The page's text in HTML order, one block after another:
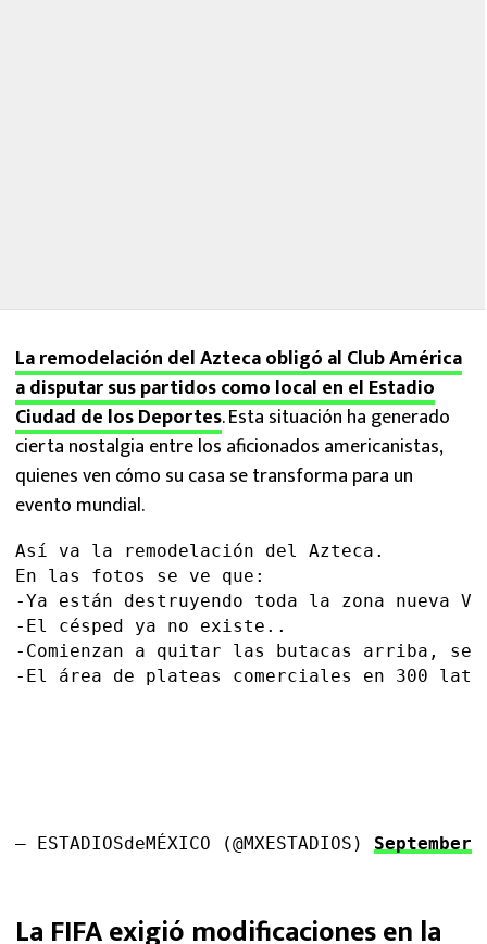
La remodelación del Azteca obligó al Club América
a disputar sus partidos como local en el Estadio
Ciudad de los Deportes. Esta situación ha generado
cierta nostalgia entre los aficionados americanistas,
quienes ven cómo su casa se transforma para un
evento mundial.
Así va la remodelación del Azteca.
En las fotos se ve que:
-Ya están destruyendo toda la zona nueva
-El césped ya no existe..
-Comienzan a quitar las butacas arriba, se
-El área de plateas comerciales en 300
— ESTADIOSdeMÉXICO (@MXESTADIOS) September
La FIFA exigió modificaciones en la